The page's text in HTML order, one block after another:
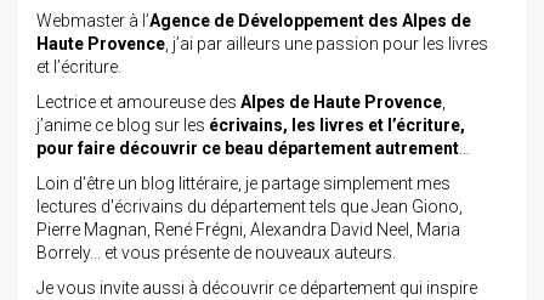
Webmaster à l’Agence de Développement des Alpes de
Haute Provence , j’ai par ailleurs une passion pour les livres
et l’écriture.
Lectrice et amoureuse des Alpes de Haute Provence
j’anime ce blog sur les écrivains, les livres et l’écriture,
pour faire découvrir ce beau département autrement
Loin d'être un blog littéraire, je partage simplement mes
lectures d'écrivains du département tels que Jean Giono,
Pierre Magnan, René Frégni, Alexandra David Neel, Maria
Borrely... et vous présente de nouveaux auteurs.
Je vous invite aussi à découvrir ce département qui inspire